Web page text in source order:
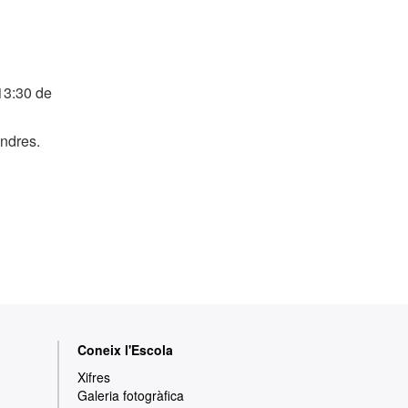
de
Coneix l'Escola
Xifres
Galeria fotogràfica